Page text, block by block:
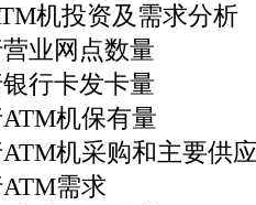
机投资及需求分析
业网点数量
行卡发卡量
机保有量
机采购和主要供
需求